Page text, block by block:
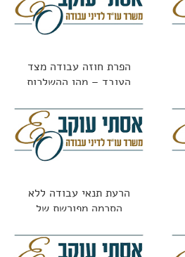
הפרת חוזה עבודה מצד
העובד – מהן ההשלכות
הרעת תנאי עבודה ללא
הסכמה מפורשת של